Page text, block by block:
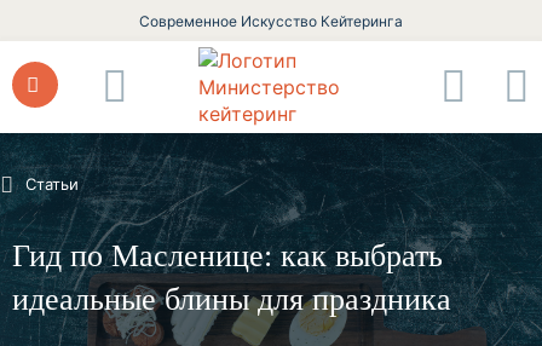
Современное Искусство Кейтеринга
Статьи
Гид по Масленице: как выбрать
идеальные блины для праздника